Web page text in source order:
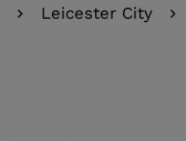
Leicester City